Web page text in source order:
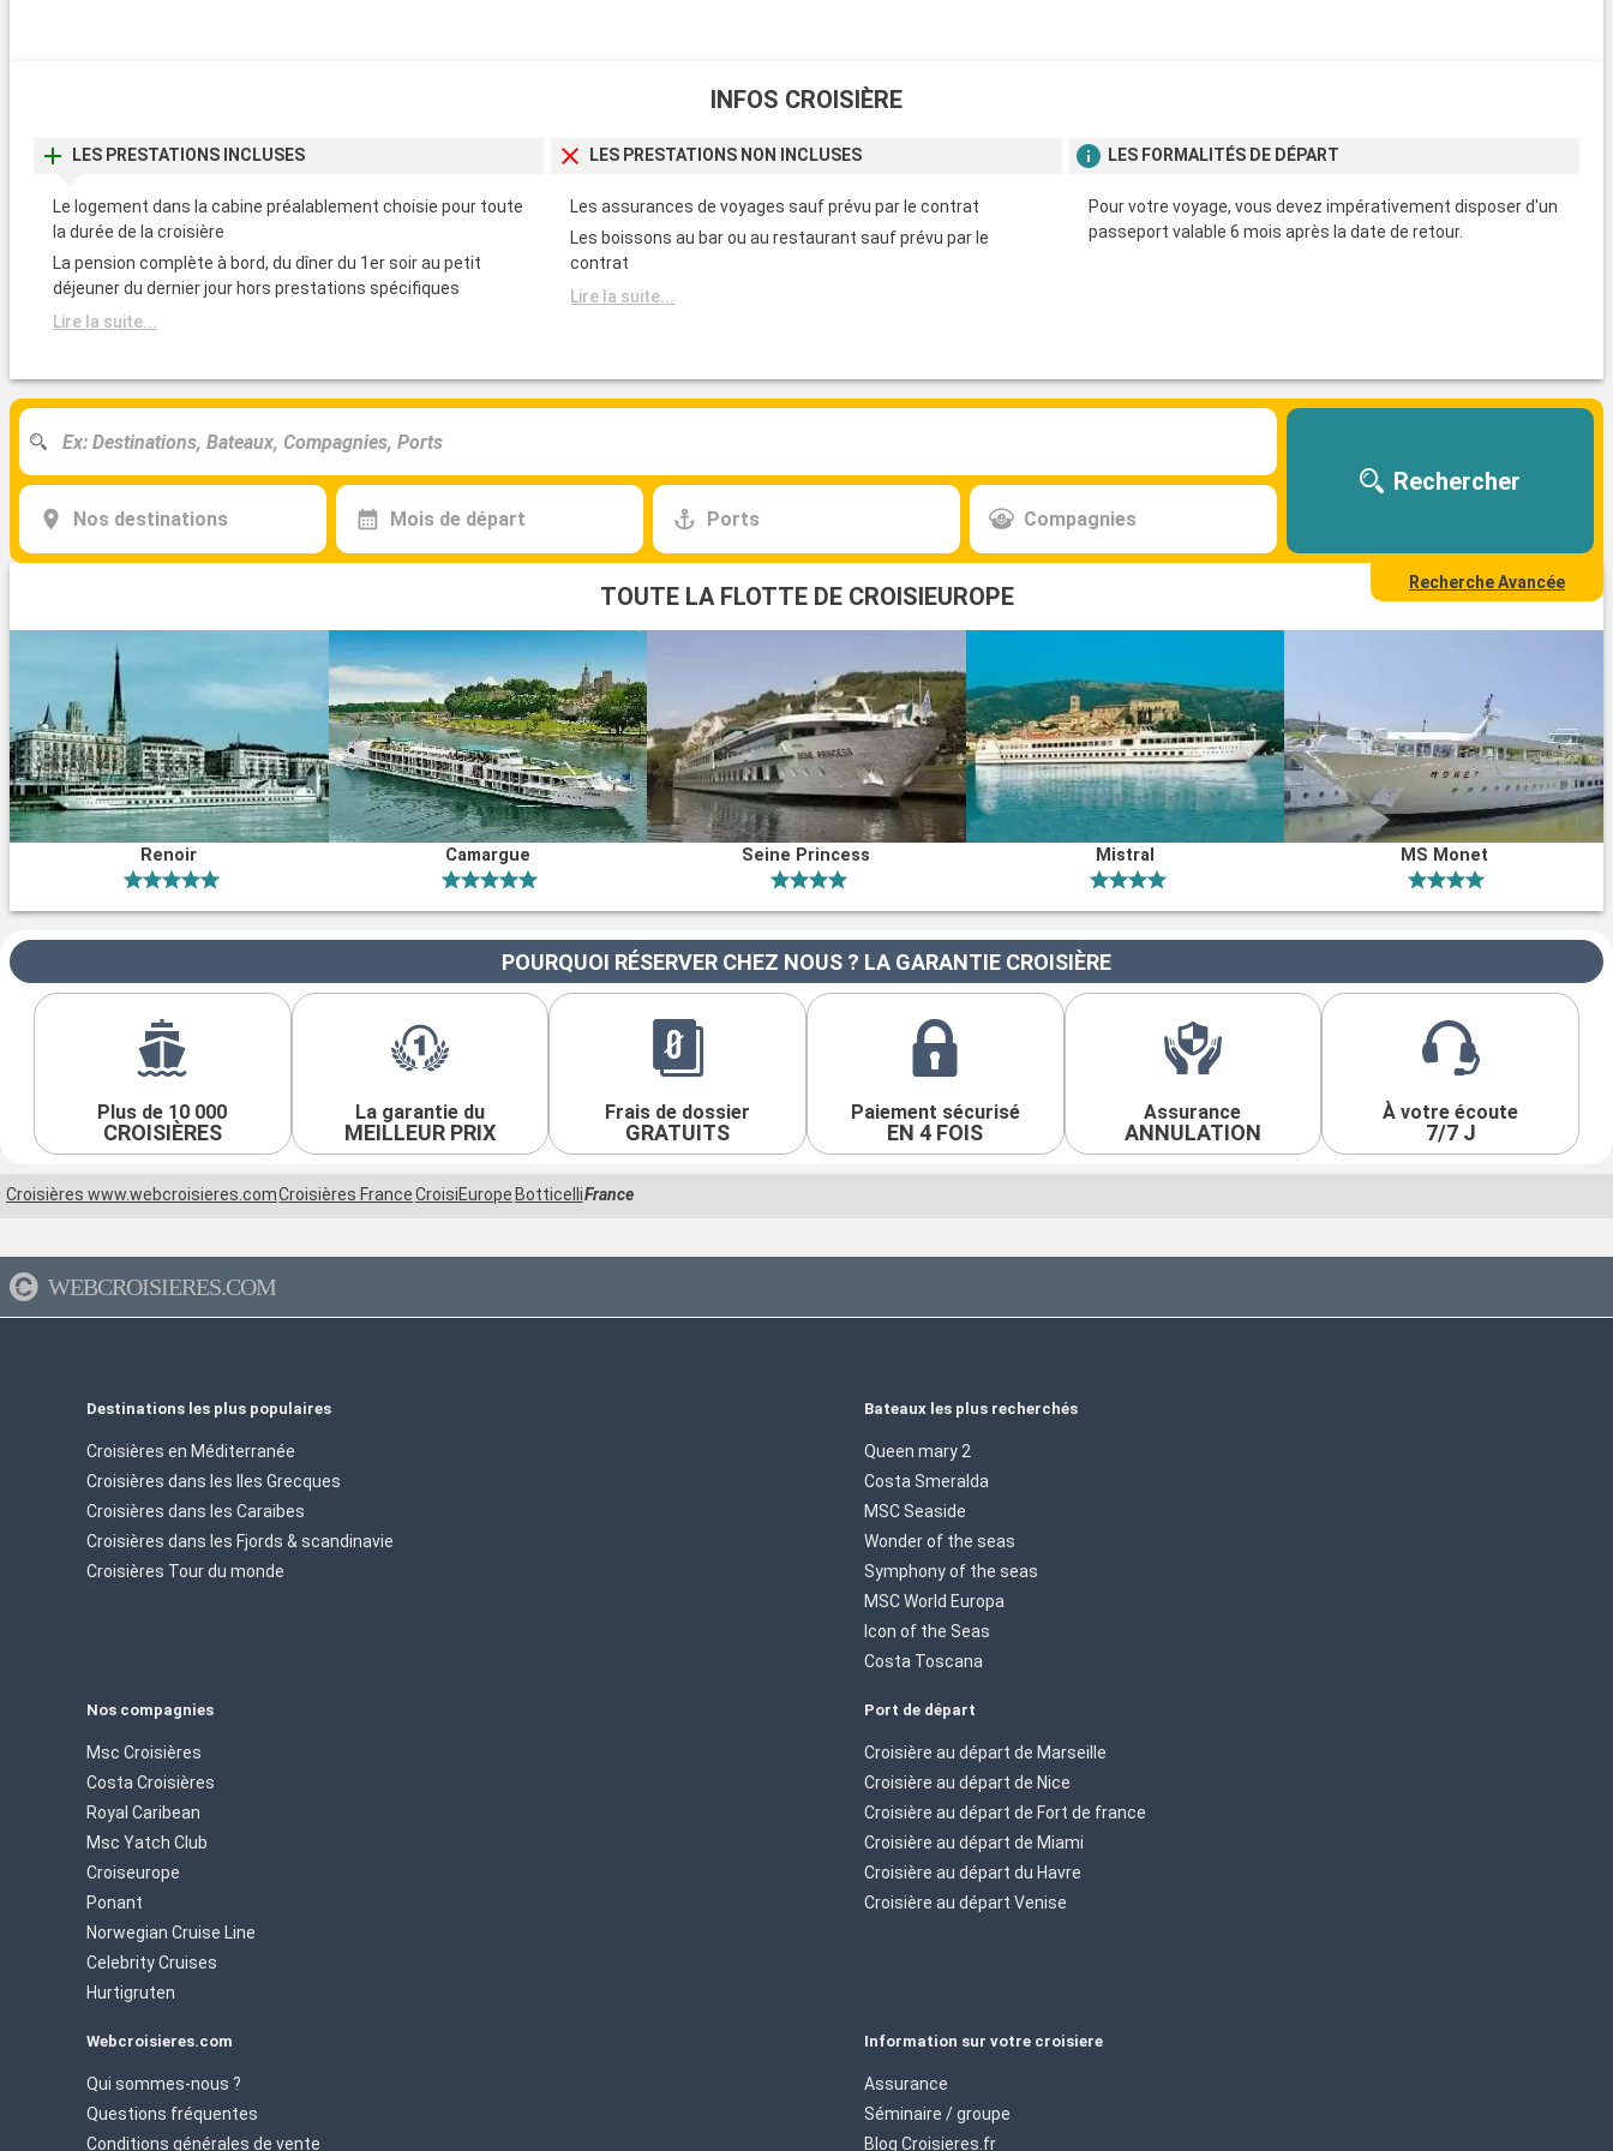
INFOS CROISIÈRE
LES PRESTATIONS INCLUSES
Le logement dans la cabine préalablement choisie pour toute
la durée de la croisière
La pension complète à bord, du dîner du 1er soir au petit
déjeuner du dernier jour hors prestations spécifiques
Lire la suite...
LES PRESTATIONS NON INCLUSES
Les assurances de voyages sauf prévu par le contrat
Les boissons au bar ou au restaurant sauf prévu par le
contrat
Lire la suite...
LES FORMALITÉS DE DÉPART
Pour votre voyage, vous devez impérativement disposer d'un
passeport valable 6 mois après la date de retour.
Nos destinations Mois de départ Ports Compagnies
Rechercher
Recherche Avancée
TOUTE LA FLOTTE DE CROISIEUROPE
Renoir Camargue Seine Princess Mistral MS Monet
POURQUOI RÉSERVER CHEZ NOUS ? LA GARANTIE CROISIÈRE
Plus de 10 000
CROISIÈRES
La garantie du
MEILLEUR PRIX
Frais de dossier
GRATUITS
Paiement sécurisé
EN 4 FOIS
Assurance
ANNULATION
À votre écoute
7/7 J
Croisières www.webcroisieres.comCroisières FranceCroisiEurope BotticelliFrance
WEBCROISIERES.COM
Destinations les plus populaires
Croisières en Méditerranée
Croisières dans les Iles Grecques
Croisières dans les Caraibes
Croisières dans les Fjords & scandinavie
Croisières Tour du monde
Bateaux les plus recherchés
Queen mary 2
Costa Smeralda
MSC Seaside
Wonder of the seas
Symphony of the seas
MSC World Europa
Icon of the Seas
Costa Toscana
Nos compagnies
Msc Croisières
Costa Croisières
Royal Caribean
Msc Yatch Club
Croiseurope
Ponant
Norwegian Cruise Line
Celebrity Cruises
Hurtigruten
Port de départ
Croisière au départ de Marseille
Croisière au départ de Nice
Croisière au départ de Fort de france
Croisière au départ de Miami
Croisière au départ du Havre
Croisière au départ Venise
Webcroisieres.com
Qui sommes-nous ?
Questions fréquentes
Conditions générales de vente
Information sur votre croisiere
Assurance
Séminaire / groupe
Blog Croisieres.fr